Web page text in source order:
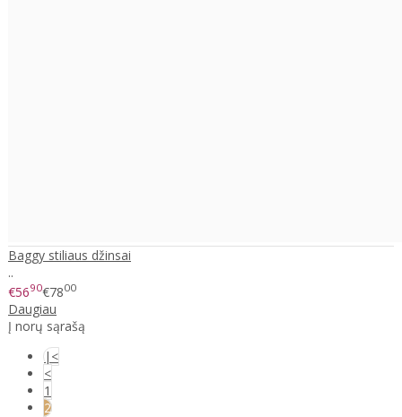
Baggy stiliaus džinsai
..
€5690€7800
Daugiau
Į norų sąrašą
|<
<
1
2